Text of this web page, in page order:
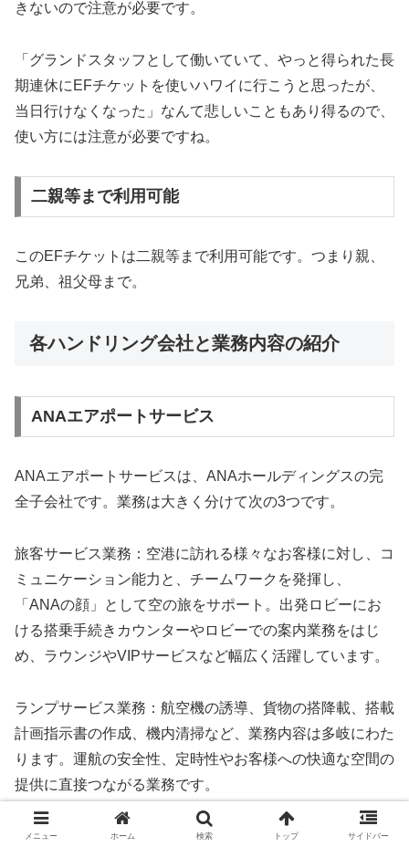
きないので注意が必要です。
「グランドスタッフとして働いていて、やっと得られた長
期連休にEFチケットを使いハワイに行こうと思ったが、
当日行けなくなった」なんて悲しいこともあり得るので、
使い方には注意が必要ですね。
二親等まで利用可能
このEFチケットは二親等まで利用可能です。つまり親、
兄弟、祖父母まで。
各ハンドリング会社と業務内容の紹介
ANAエアポートサービス
ANAエアポートサービスは、ANAホールディングスの完
全子会社です。業務は大きく分けて次の3つです。
旅客サービス業務：空港に訪れる様々なお客様に対し、コ
ミュニケーション能力と、チームワークを発揮し、
「ANAの顔」として空の旅をサポート。出発ロビーにお
ける搭乗手続きカウンターやロビーでの案内業務をはじ
め、ラウンジやVIPサービスなど幅広く活躍しています。
ランプサービス業務：航空機の誘導、貨物の搭降載、搭載
計画指示書の作成、機内清掃など、業務内容は多岐にわた
ります。運航の安全性、定時性やお客様への快適な空間の
提供に直接つながる業務です。
コントロール業務：運航の中枢であるAMC（エアポート
メニュー ホーム 検索 トップ サイドバー